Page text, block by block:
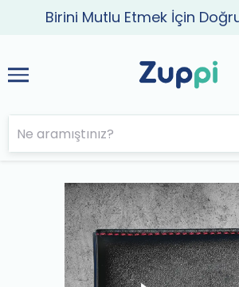
Birini Mutlu Etmek İçin